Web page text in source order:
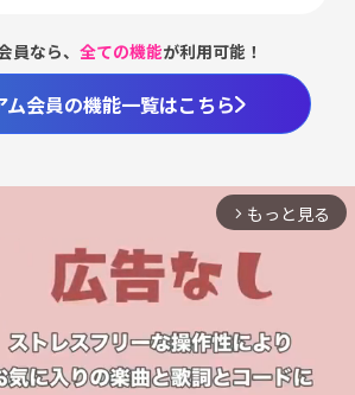
員なら、全ての機能が利用可能！
ム会員の機能一覧はこちら
arrow_forward_ios もっと見る